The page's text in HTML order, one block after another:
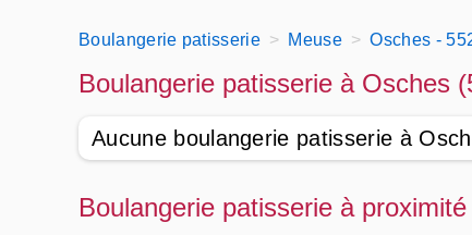
Boulangerie patisserie Meuse Osches -
Boulangerie patisserie à Osches
Aucune boulangerie patisserie à
Boulangerie patisserie à